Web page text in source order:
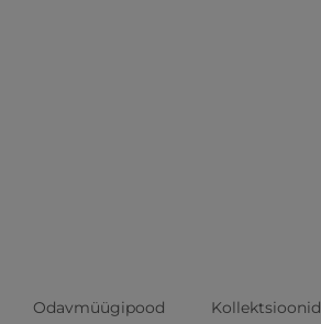
Odavmüügipood Kollektsioonid